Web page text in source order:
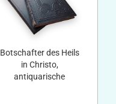
Botschafter des Heils
in Christo,
antiquarische